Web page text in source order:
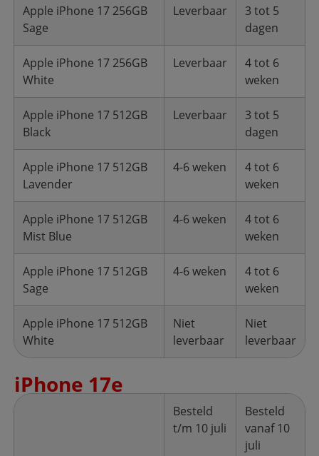
Apple iPhone 17 256GB
Sage
Leverbaar
3 tot 5
dagen
Apple iPhone 17 256GB
White
Leverbaar
4 tot 6
weken
Apple iPhone 17 512GB
Black
Leverbaar
3 tot 5
dagen
Apple iPhone 17 512GB
Lavender
4-6 weken
4 tot 6
weken
Apple iPhone 17 512GB
Mist Blue
4-6 weken
4 tot 6
weken
Apple iPhone 17 512GB
Sage
4-6 weken
4 tot 6
weken
Apple iPhone 17 512GB
White
Niet
leverbaar
Niet
leverbaar
iPhone 17e
Besteld
t/m 10 juli
Besteld
vanaf 10
juli